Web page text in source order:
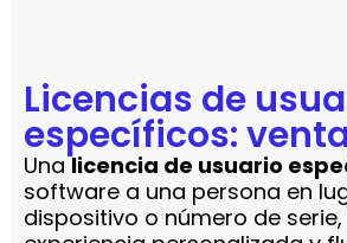
Licencias de
específicos:
Unalicencia de usuario
software a una persona en
dispositivo o número de